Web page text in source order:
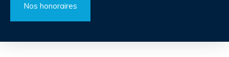
Nos honoraires